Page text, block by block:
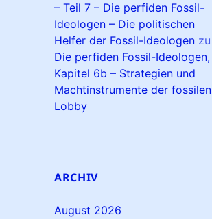
– Teil 7 – Die perfiden Fossil-
Ideologen – Die politischen
Helfer der Fossil-Ideologen zu
Die perfiden Fossil-Ideologen,
Kapitel 6b – Strategien und
Machtinstrumente der fossilen
Lobby
ARCHIV
August 2026